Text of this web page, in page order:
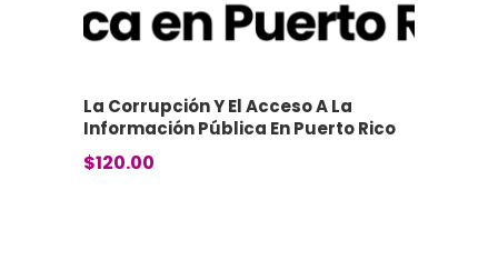
La Corrupción Y El Acceso A La
Información Pública En Puerto Rico
$120.00